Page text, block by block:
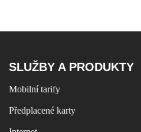
SLUŽBY A PRODUKTY
Mobilní tarify
Předplacené karty